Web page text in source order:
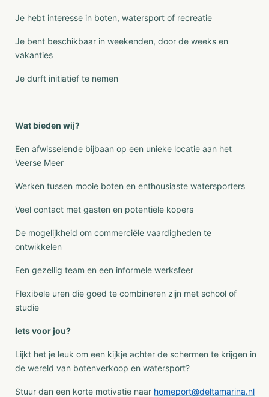
Je hebt interesse in boten, watersport of recreatie
Je bent beschikbaar in weekenden, door de weeks en
vakanties
Je durft initiatief te nemen
Wat bieden wij?
Een afwisselende bijbaan op een unieke locatie aan het
Veerse Meer
Werken tussen mooie boten en enthousiaste watersporters
Veel contact met gasten en potentiële kopers
De mogelijkheid om commerciële vaardigheden te
ontwikkelen
Een gezellig team en een informele werksfeer
Flexibele uren die goed te combineren zijn met school of
studie
Iets voor jou?
Lijkt het je leuk om een kijkje achter de schermen te krijgen in
de wereld van botenverkoop en watersport?
Stuur dan een korte motivatie naar homeport@deltamarina.nl